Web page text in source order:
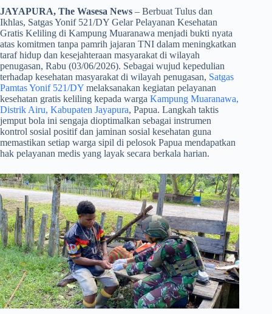
JAYAPURA, The Wasesa News – Berbuat Tulus dan
Ikhlas, Satgas Yonif 521/DY Gelar Pelayanan Kesehatan
Gratis Keliling di Kampung Muaranawa menjadi bukti nyata
atas komitmen tanpa pamrih jajaran TNI dalam meningkatkan
taraf hidup dan kesejahteraan masyarakat di wilayah
penugasan, Rabu (03/06/2026). Sebagai wujud kepedulian
terhadap kesehatan masyarakat di wilayah penugasan, Satgas
Pamtas Yonif 521/DY melaksanakan kegiatan pelayanan
kesehatan gratis keliling kepada warga Kampung Muaranawa,
Distrik Airu, Kabupaten Jayapura, Papua. Langkah taktis
jemput bola ini sengaja dioptimalkan sebagai instrumen
kontrol sosial positif dan jaminan sosial kesehatan guna
memastikan setiap warga sipil di pelosok Papua mendapatkan
hak pelayanan medis yang layak secara berkala harian.